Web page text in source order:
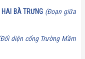
HAI BÀ TRƯNG (Đoạn giữa
diện cổng Trường Mầm